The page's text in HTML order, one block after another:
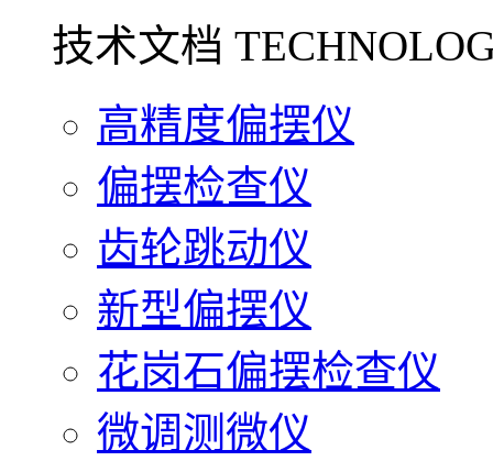
技术文档
高精度偏摆仪
偏摆检查仪
齿轮跳动仪
新型偏摆仪
花岗石偏摆检查仪
微调测微仪